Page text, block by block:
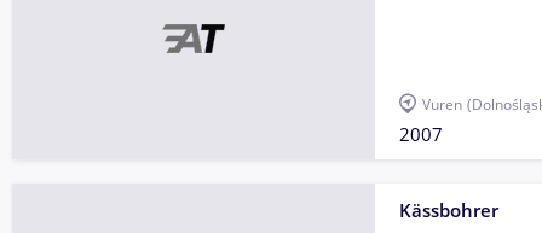
Vuren
2007
Kässbohrer